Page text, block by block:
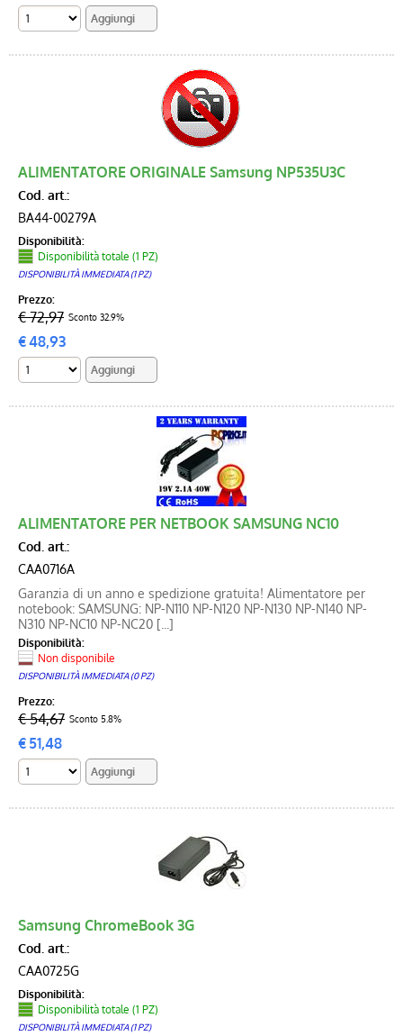
ALIMENTATORE ORIGINALE Samsung NP535U3C
Cod. art.:
BA44-00279A
Disponibilità:
Disponibilità totale (1 PZ)
DISPONIBILITÀ IMMEDIATA (1 PZ)
Prezzo:
€ 72,97 Sconto 32.9%
€48,93
ALIMENTATORE PER NETBOOK SAMSUNG NC10
Cod. art.:
CAA0716A
Garanzia di un anno e spedizione gratuita! Alimentatore per
notebook: SAMSUNG: NP-N110 NP-N120 NP-N130 NP-N140 NP-
N310 NP-NC10 NP-NC20 [...]
Disponibilità:
Non disponibile
DISPONIBILITÀ IMMEDIATA (0 PZ)
Prezzo:
€ 54,67 Sconto 5.8%
€51,48
Samsung ChromeBook 3G
Cod. art.:
CAA0725G
Disponibilità:
Disponibilità totale (1 PZ)
DISPONIBILITÀ IMMEDIATA (1 PZ)